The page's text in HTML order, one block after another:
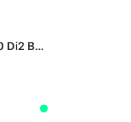
Shimano Dura-Ace R9250 Di2 Bakgir